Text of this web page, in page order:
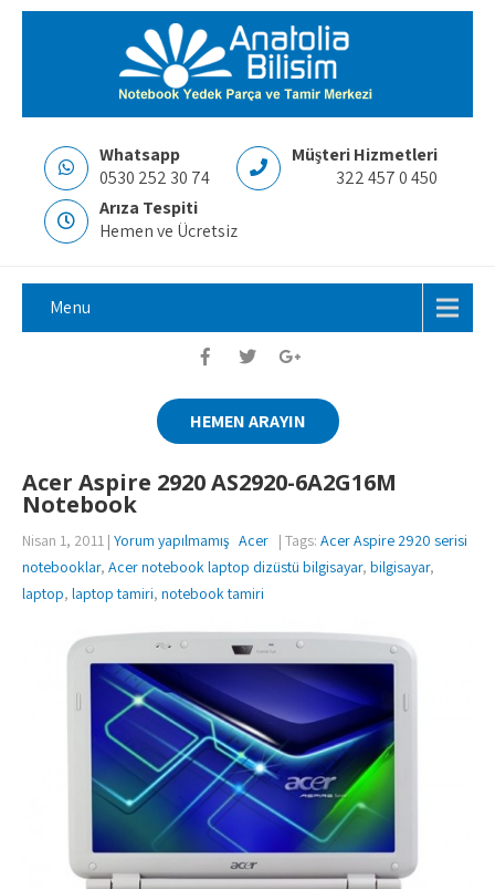
Whatsapp
0530 252 30 74
Müşteri Hizmetleri
322 457 0 450
Arıza Tespiti
Hemen ve Ücretsiz
Menu
HEMEN ARAYIN
Acer Aspire 2920 AS2920-6A2G16M
Notebook
Nisan 1, 2011 | Yorum yapılmamış Acer | Tags: Acer Aspire 2920 serisi
notebooklar, Acer notebook laptop dizüstü bilgisayar, bilgisayar,
laptop, laptop tamiri, notebook tamiri